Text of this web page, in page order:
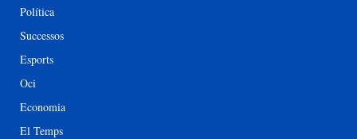
Política
Successos
Esports
Oci
Economia
El Temps